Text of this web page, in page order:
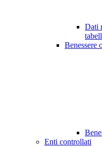
Dati
Benessere
Enti controllati